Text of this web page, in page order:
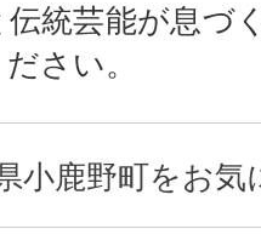
統芸能が息づ
さい。
小鹿野町をお気